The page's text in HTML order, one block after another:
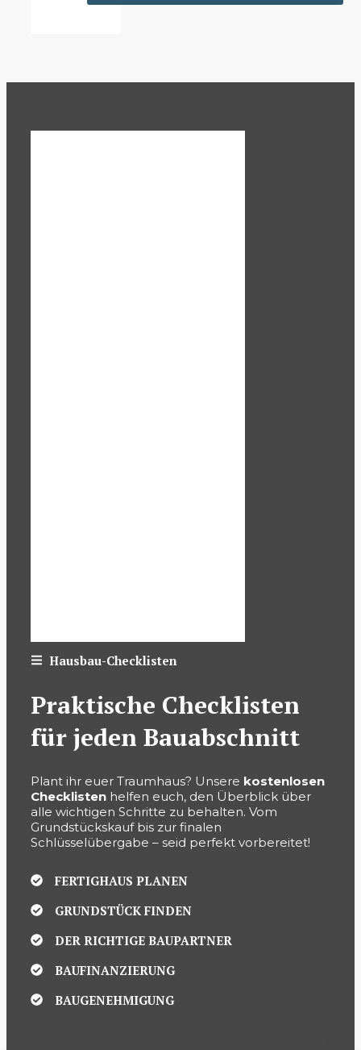
Hausbau-Checklisten
Praktische Checklisten
für jeden Bauabschnitt
Plant ihr euer Traumhaus? Unsere kostenlosen
Checklisten helfen euch, den Überblick über
alle wichtigen Schritte zu behalten. Vom
Grundstückskauf bis zur finalen
Schlüsselübergabe – seid perfekt vorbereitet!
FERTIGHAUS PLANEN
GRUNDSTÜCK FINDEN
DER RICHTIGE BAUPARTNER
BAUFINANZIERUNG
BAUGENEHMIGUNG